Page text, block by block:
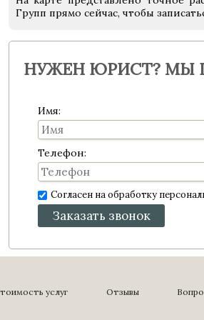
Групп прямо сейчас, чтобы
НУЖЕН ЮРИСТ? МЫ
Имя:
Телефон:
Согласен на обработку
Заказать звонок
услуг Отзывы